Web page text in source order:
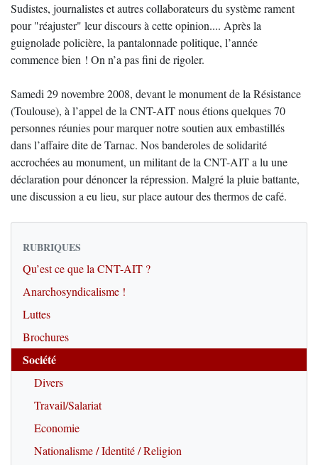
Sudistes, journalistes et autres collaborateurs du système rament
pour "réajuster" leur discours à cette opinion.... Après la
guignolade policière, la pantalonnade politique, l’année
commence bien ! On n’a pas fini de rigoler.
Samedi 29 novembre 2008, devant le monument de la Résistance
(Toulouse), à l’appel de la CNT-AIT nous étions quelques 70
personnes réunies pour marquer notre soutien aux embastillés
dans l’affaire dite de Tarnac. Nos banderoles de solidarité
accrochées au monument, un militant de la CNT-AIT a lu une
déclaration pour dénoncer la répression. Malgré la pluie battante,
une discussion a eu lieu, sur place autour des thermos de café.
RUBRIQUES
Qu’est ce que la CNT-AIT ?
Anarchosyndicalisme !
Luttes
Brochures
Société
Divers
Travail/Salariat
Economie
Nationalisme / Identité / Religion